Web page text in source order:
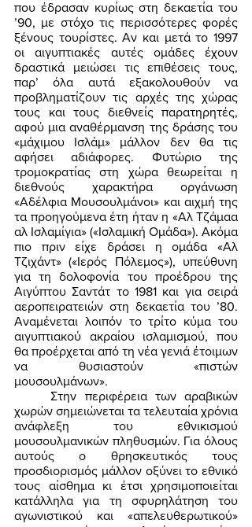
που έδρασαν κυρίως στη δεκαετία του
’90, με στόχο τις περισσότερες φορές
ξένους τουρίστες. Αν και μετά το 1997
οι αιγυπτιακές αυτές ομάδες έχουν
δραστικά μειώσει τις επιθέσεις τους,
παρ’ όλα αυτά εξακολουθούν να
προβληματίζουν τις αρχές της χώρας
τους και τους διεθνείς παρατηρητές,
αφού μια αναθέρμανση της δράσης του
«μάχιμου Ισλάμ» μάλλον δεν θα τις
αφήσει αδιάφορες. Φυτώριο της
τρομοκρατίας στη χώρα θεωρείται η
διεθνούς χαρακτήρα οργάνωση
«Αδέλφια Μουσουλμάνοι» και αιχμή της
τα προηγούμενα έτη ήταν η «Αλ Τζάμαα
αλ Ισλαμίγια» («Ισλαμική Ομάδα»). Ακόμα
πιο πριν είχε δράσει η ομάδα «Αλ
Τζιχάντ» («Ιερός Πόλεμος»), υπεύθυνη
για τη δολοφονία του προέδρου της
Αιγύπτου Σαντάτ το 1981 και για σειρά
αεροπειρατειών στη δεκαετία του ’80.
Αναμένεται λοιπόν το τρίτο κύμα του
αιγυπτιακού ακραίου ισλαμισμού, που
θα προέρχεται από τη νέα γενιά έτοιμων
να θυσιαστούν «πιστών
μουσουλμάνων».
	Στην περιφέρεια των αραβικών
χωρών σημειώνεται τα τελευταία χρόνια
ανάφλεξη του εθνικισμού
μουσουλμανικών πληθυσμών. Για όλους
αυτούς ο θρησκευτικός τους
προσδιορισμός μάλλον οξύνει το εθνικό
τους αίσθημα κι έτσι χρησιμοποιείται
κατάλληλα για τη σφυρηλάτηση του
αγωνιστικού και «απελευθερωτικού»